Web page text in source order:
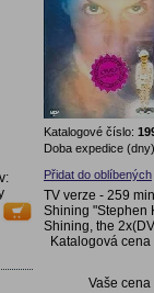
Katalogové číslo:
Doba expedice
Přidat do oblíbených
TV verze - 259
Shining "Stephen
Shining, the
Katalogová cena
Vaše cena